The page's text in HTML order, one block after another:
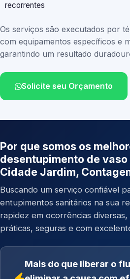
recorrentes
Os serviços são executados por
com equipamentos específicos e
garantindo um resultado
Solicite seu Orçamento
Por que somos os
desentupimento de vaso
Cidade Jardim,
Buscando um serviço confiável
entupimentos sanitários na sua
rapidez em ocorrências
práticas, seguras e com
Mais do que liberar o